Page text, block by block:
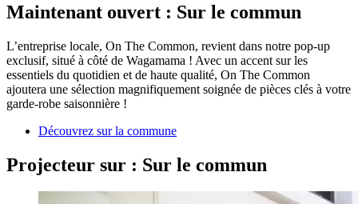
Maintenant ouvert : Sur le commun
L’entreprise locale, On The Common, revient dans notre pop-up
exclusif, situé à côté de Wagamama ! Avec un accent sur les
essentiels du quotidien et de haute qualité, On The Common
ajoutera une sélection magnifiquement soignée de pièces clés à votre
garde-robe saisonnière !
Découvrez sur la commune
Projecteur sur : Sur le commun